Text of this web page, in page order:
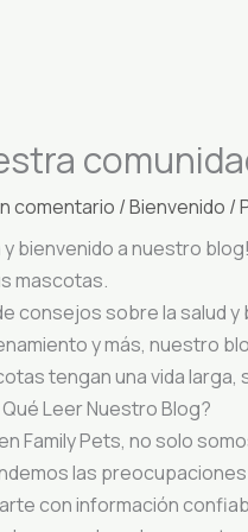
comentario /Bienvenido /
y bienvenido a nuestro
mascotas.
consejos sobre la salud
y más, nuestro
tengan una vida larga,
Leer Nuestro Blog?
Family Pets, no solo
las
con información